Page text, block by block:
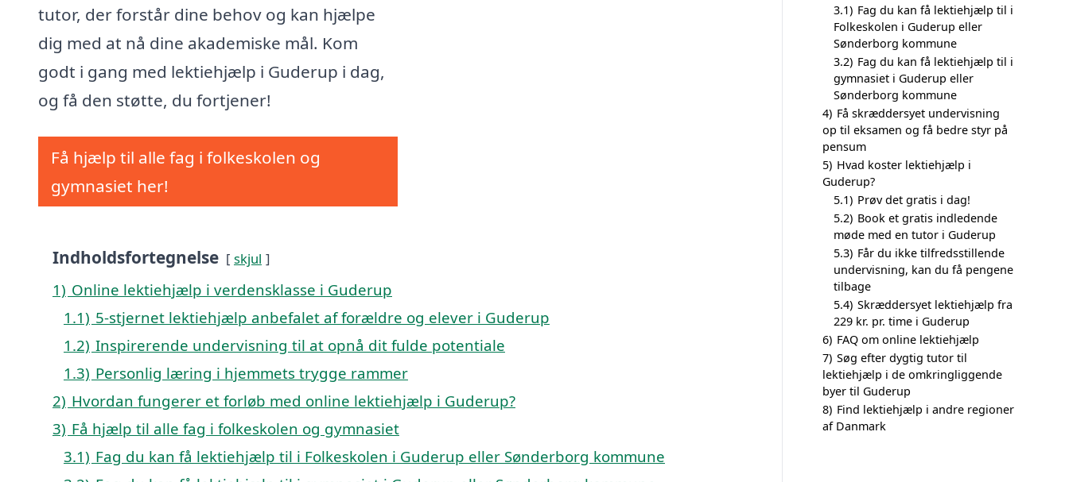
tutor, der forstår dine behov og kan hjælpe
dig med at nå dine akademiske mål. Kom
godt i gang med lektiehjælp i Guderup i dag,
og få den støtte, du fortjener!
Få hjælp til alle fag i folkeskolen og
gymnasiet her!
Indholdsfortegnelse skjul
1) Online lektiehjælp i verdensklasse i Guderup
1.1) 5-stjernet lektiehjælp anbefalet af forældre og elever i Guderup
1.2) Inspirerende undervisning til at opnå dit fulde potentiale
1.3) Personlig læring i hjemmets trygge rammer
2) Hvordan fungerer et forløb med online lektiehjælp i Guderup?
3) Få hjælp til alle fag i folkeskolen og gymnasiet
3.1) Fag du kan få lektiehjælp til i Folkeskolen i Guderup eller Sønderborg kommune
3.1) Fag du kan få lektiehjælp til i
Folkeskolen i Guderup eller
Sønderborg kommune
3.2) Fag du kan få lektiehjælp til i
gymnasiet i Guderup eller
Sønderborg kommune
4) Få skræddersyet undervisning
op til eksamen og få bedre styr på
pensum
5) Hvad koster lektiehjælp i
Guderup?
5.1) Prøv det gratis i dag!
5.2) Book et gratis indledende
møde med en tutor i Guderup
5.3) Får du ikke tilfredsstillende
undervisning, kan du få pengene
tilbage
5.4) Skræddersyet lektiehjælp fra
229 kr. pr. time i Guderup
6) FAQ om online lektiehjælp
7) Søg efter dygtig tutor til
lektiehjælp i de omkringliggende
byer til Guderup
8) Find lektiehjælp i andre regioner
af Danmark